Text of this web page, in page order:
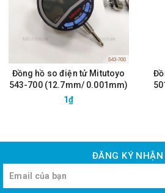
Đồng hồ so điện tử Mitutoyo
543-700 (12.7mm/ 0.001mm)
1₫
ĐĂNG KÝ NHẬN